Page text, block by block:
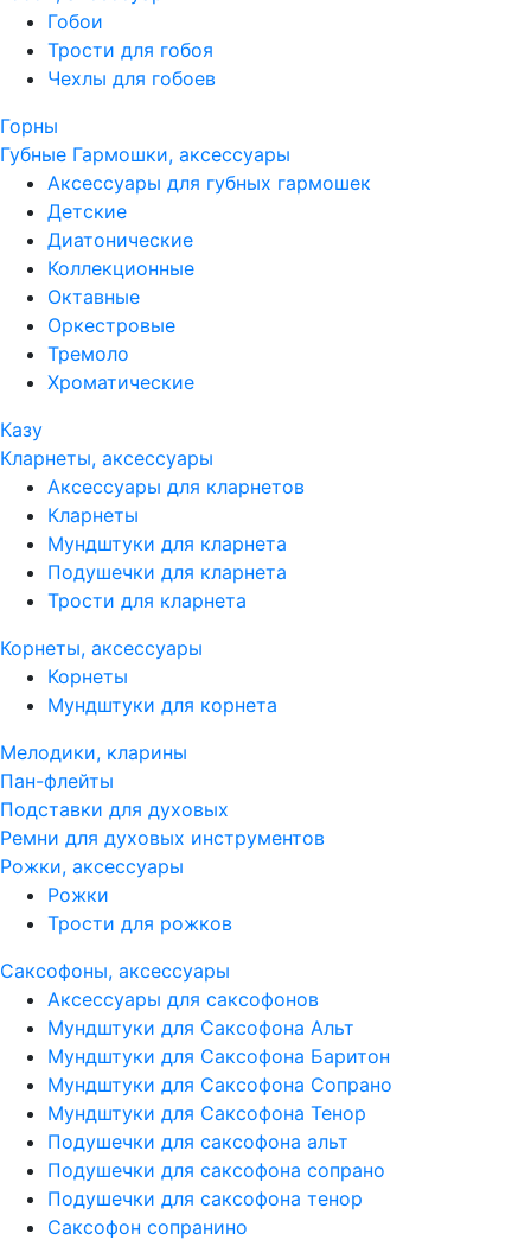
Гобои
Трости для гобоя
Чехлы для гобоев
Горны
Губные Гармошки, аксессуары
Аксессуары для губных гармошек
Детские
Диатонические
Коллекционные
Октавные
Оркестровые
Тремоло
Хроматические
Казу
Кларнеты, аксессуары
Аксессуары для кларнетов
Кларнеты
Мундштуки для кларнета
Подушечки для кларнета
Трости для кларнета
Корнеты, аксессуары
Корнеты
Мундштуки для корнета
Мелодики, кларины
Пан-флейты
Подставки для духовых
Ремни для духовых инструментов
Рожки, аксессуары
Рожки
Трости для рожков
Саксофоны, аксессуары
Аксессуары для саксофонов
Мундштуки для Саксофона Альт
Мундштуки для Саксофона Баритон
Мундштуки для Саксофона Сопрано
Мундштуки для Саксофона Тенор
Подушечки для саксофона альт
Подушечки для саксофона сопрано
Подушечки для саксофона тенор
Саксофон сопранино